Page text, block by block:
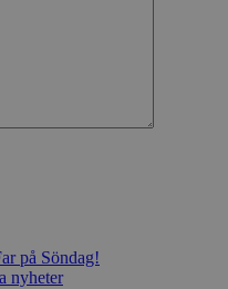
på Söndag!
nyheter